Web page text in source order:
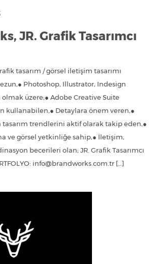
JR. Grafik Tasarımcı
tasarım / görsel iletişim tasarımı
Photoshop, Illustrator, Indesign
olmak üzere;● Adobe Creative Suite
kullanabilen,● Detaylara önem veren,●
tasarım trendlerini aktif olarak takip eden,●
ve görsel yetkinliğe sahip,● İletişim,
becerileri olan; JR. Grafik Tasarımcı
info@brandworks.com.tr […]